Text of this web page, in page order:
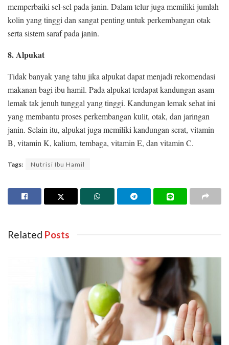
memperbaiki sel-sel pada janin. Dalam telur juga memiliki jumlah
kolin yang tinggi dan sangat penting untuk perkembangan otak
serta sistem saraf pada janin.
8. Alpukat
Tidak banyak yang tahu jika alpukat dapat menjadi rekomendasi
makanan bagi ibu hamil. Pada alpukat terdapat kandungan asam
lemak tak jenuh tunggal yang tinggi. Kandungan lemak sehat ini
yang membantu proses perkembangan kulit, otak, dan jaringan
janin. Selain itu, alpukat juga memiliki kandungan serat, vitamin
B, vitamin K, kalium, tembaga, vitamin E, dan vitamin C.
Tags: Nutrisi Ibu Hamil
Related Posts